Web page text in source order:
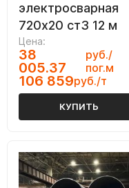
электросварная
720х20 ст3 12 м
Цена:
38
005.37
руб./
пог.м
106 859руб./т
КУПИТЬ